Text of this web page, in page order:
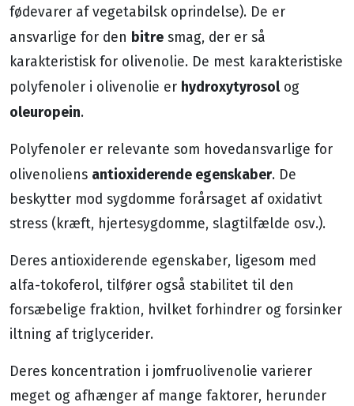
fødevarer af vegetabilsk oprindelse). De er
ansvarlige for den bitre smag, der er så
karakteristisk for olivenolie. De mest karakteristiske
polyfenoler i olivenolie er hydroxytyrosolog
oleuropein.
Polyfenoler er relevante som hovedansvarlige for
olivenoliens antioxiderende egenskaber. De
beskytter mod sygdomme forårsaget af oxidativt
stress (kræft, hjertesygdomme, slagtilfælde osv.).
Deres antioxiderende egenskaber, ligesom med
alfa-tokoferol, tilfører også stabilitet til den
forsæbelige fraktion, hvilket forhindrer og forsinker
iltning af ​​triglycerider.
Deres koncentration i jomfruolivenolie varierer
meget og afhænger af mange faktorer, herunder